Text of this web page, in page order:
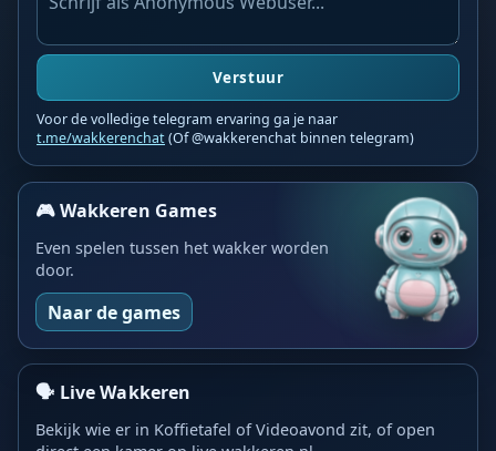
Verstuur
Voor de volledige telegram ervaring ga je naar
t.me/wakkerenchat(Of @wakkerenchat binnen telegram)
🎮 Wakkeren Games
Even spelen tussen het wakker worden
door.
Naar de games
🗣️ Live Wakkeren
Bekijk wie er in Koffietafel of Videoavond zit, of open